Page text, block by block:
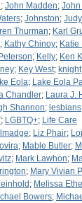
; John Madden; John
; Johnston;
Thurman; Karl
; Kathy Chinoy; Katie
; Kelly; Ken
; Key West; knight
Eola; Lake Eola
Chandler; Laura J.
Shannon; lesbians
; LGBTQ+; Life Care
; Liz Phair;
; Mable Butler;
; Mark Lawhon;
; Mary Vivian
; Melissa
Bowers;